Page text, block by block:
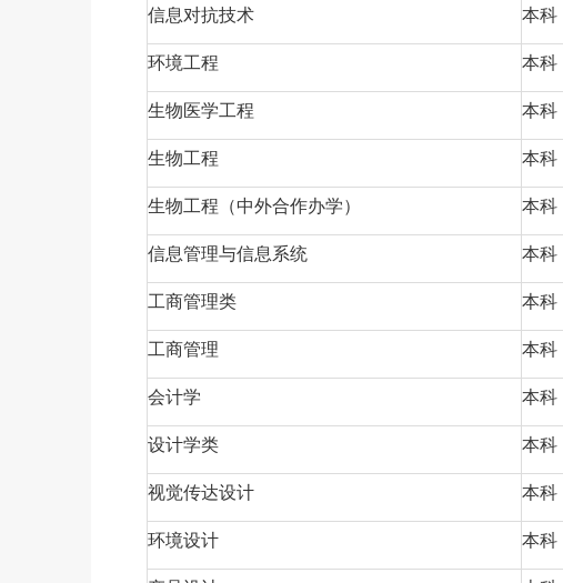
信息对抗技术
本科
环境工程
本科
生物医学工程
本科
生物工程
本科
生物工程（中外合作办学）
本科
信息管理与信息系统
本科
工商管理类
本科
工商管理
本科
会计学
本科
设计学类
本科
视觉传达设计
本科
环境设计
本科